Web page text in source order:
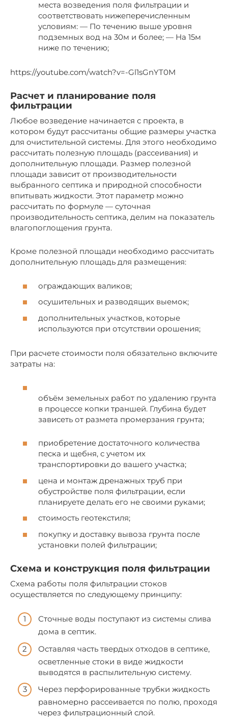
места возведения поля фильтрации и
соответствовать нижеперечисленным
условиям: — По течению выше уровня
подземных вод на 30м и более; — На 15м
ниже по течению;
https://youtube.com/watch?v=-Gl1sGnYT0M
Расчет и планирование поля
фильтрации
Любое возведение начинается с проекта, в
котором будут рассчитаны общие размеры участка
для очистительной системы. Для этого необходимо
рассчитать полезную площадь (рассеивания) и
дополнительную площади. Размер полезной
площади зависит от производительности
выбранного септика и природной способности
впитывать жидкости. Этот параметр можно
рассчитать по формуле — суточная
производительность септика, делим на показатель
влагопоглощения грунта.
Кроме полезной площади необходимо рассчитать
дополнительную площадь для размещения:
ограждающих валиков;
осушительных и разводящих выемок;
дополнительных участков, которые
используются при отсутствии орошения;
При расчете стоимости поля обязательно включите
затраты на:
объём земельных работ по удалению грунта
в процессе копки траншей. Глубина будет
зависеть от размета промерзания грунта;
приобретение достаточного количества
песка и щебня, с учетом их
транспортировки до вашего участка;
цена и монтаж дренажных труб при
обустройстве поля фильтрации, если
планируете делать его не своими руками;
стоимость геотекстиля;
покупку и доставку вывоза грунта после
установки полей фильтрации;
Схема и конструкция поля фильтрации
Схема работы поля фильтрации стоков
осуществляется по следующему принципу:
Сточные воды поступают из системы слива
дома в септик.
Оставляя часть твердых отходов в септике,
осветленные стоки в виде жидкости
выводятся в распылительную систему.
Через перфорированные трубки жидкость
равномерно рассеивается по полю, проходя
через фильтрационный слой.